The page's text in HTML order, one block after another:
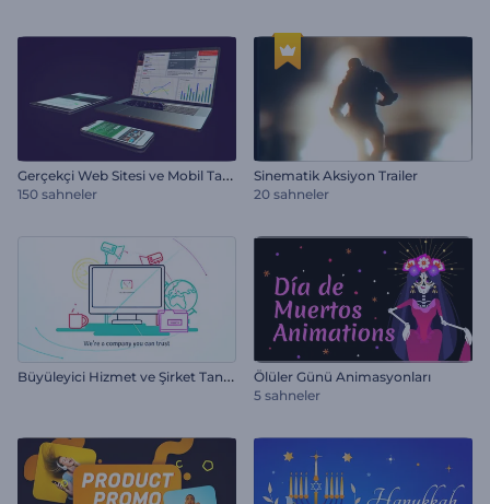
G
erçekçi Web Sitesi ve Mobil Tanıtım
150 sahneler
Sinematik Aksiyon Trailer
20 sahneler
B
üyüleyici Hizmet ve Şirket Tanıtım
Ölüler Günü Animasyonları
5 sahneler